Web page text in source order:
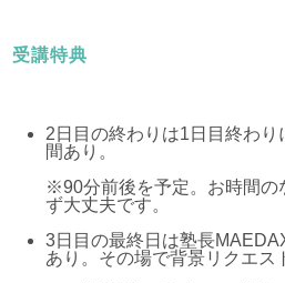
受講特典
2日目の終わりは1日目終わ
間あり。
※90分前後を予定。お時間の
ず大丈夫です。
3日目の最終日は塾長
あり。その場で背景リクエス